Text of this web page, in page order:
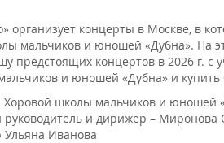
организует концерты в Москве, в
мальчиков и юношей «Дубна». На
предстоящих концертов в 2026 г. с
и юношей «Дубна» и купить
школы мальчиков и юношей
руководитель и дирижер – Миронова
Ульяна Иванова